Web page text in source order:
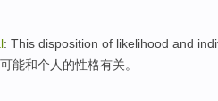
: This disposition of likelihood and
可能和个人 的性格有关。